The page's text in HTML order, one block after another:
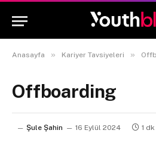
Anasayfa » Kariyer Tavsiyeleri »
Offboarding
Şule Şahin 16 Eylül 2024 1